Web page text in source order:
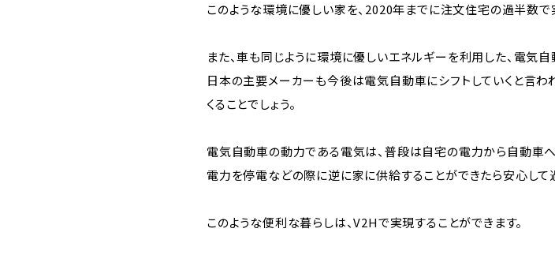
このような環境に優しい家を、2020年までに注文住宅の過半数
また、車も同じように環境に優しいエネルギーを利用した、電気
日本の主要メーカーも今後は電気自動車にシフトしていくと言
くることでしょう。
電気自動車の動力である電気は、普段は自宅の電力から自動車
電力を停電などの際に逆に家に供給することができたら安心して
このような便利な暮らしは、V2Hで実現することができます。